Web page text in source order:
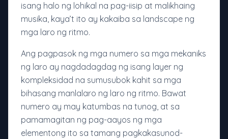
isang halo ng lohikal na pag-iisip at malikhaing
musika, kaya’t ito ay kakaiba sa landscape ng
mga laro ng ritmo.
Ang pagpasok ng mga numero sa mga mekaniks
ng laro ay nagdadagdag ng isang layer ng
kompleksidad na sumusubok kahit sa mga
bihasang manlalaro ng laro ng ritmo. Bawat
numero ay may katumbas na tunog, at sa
pamamagitan ng pag-aayos ng mga
elementong ito sa tamang pagkakasunod-